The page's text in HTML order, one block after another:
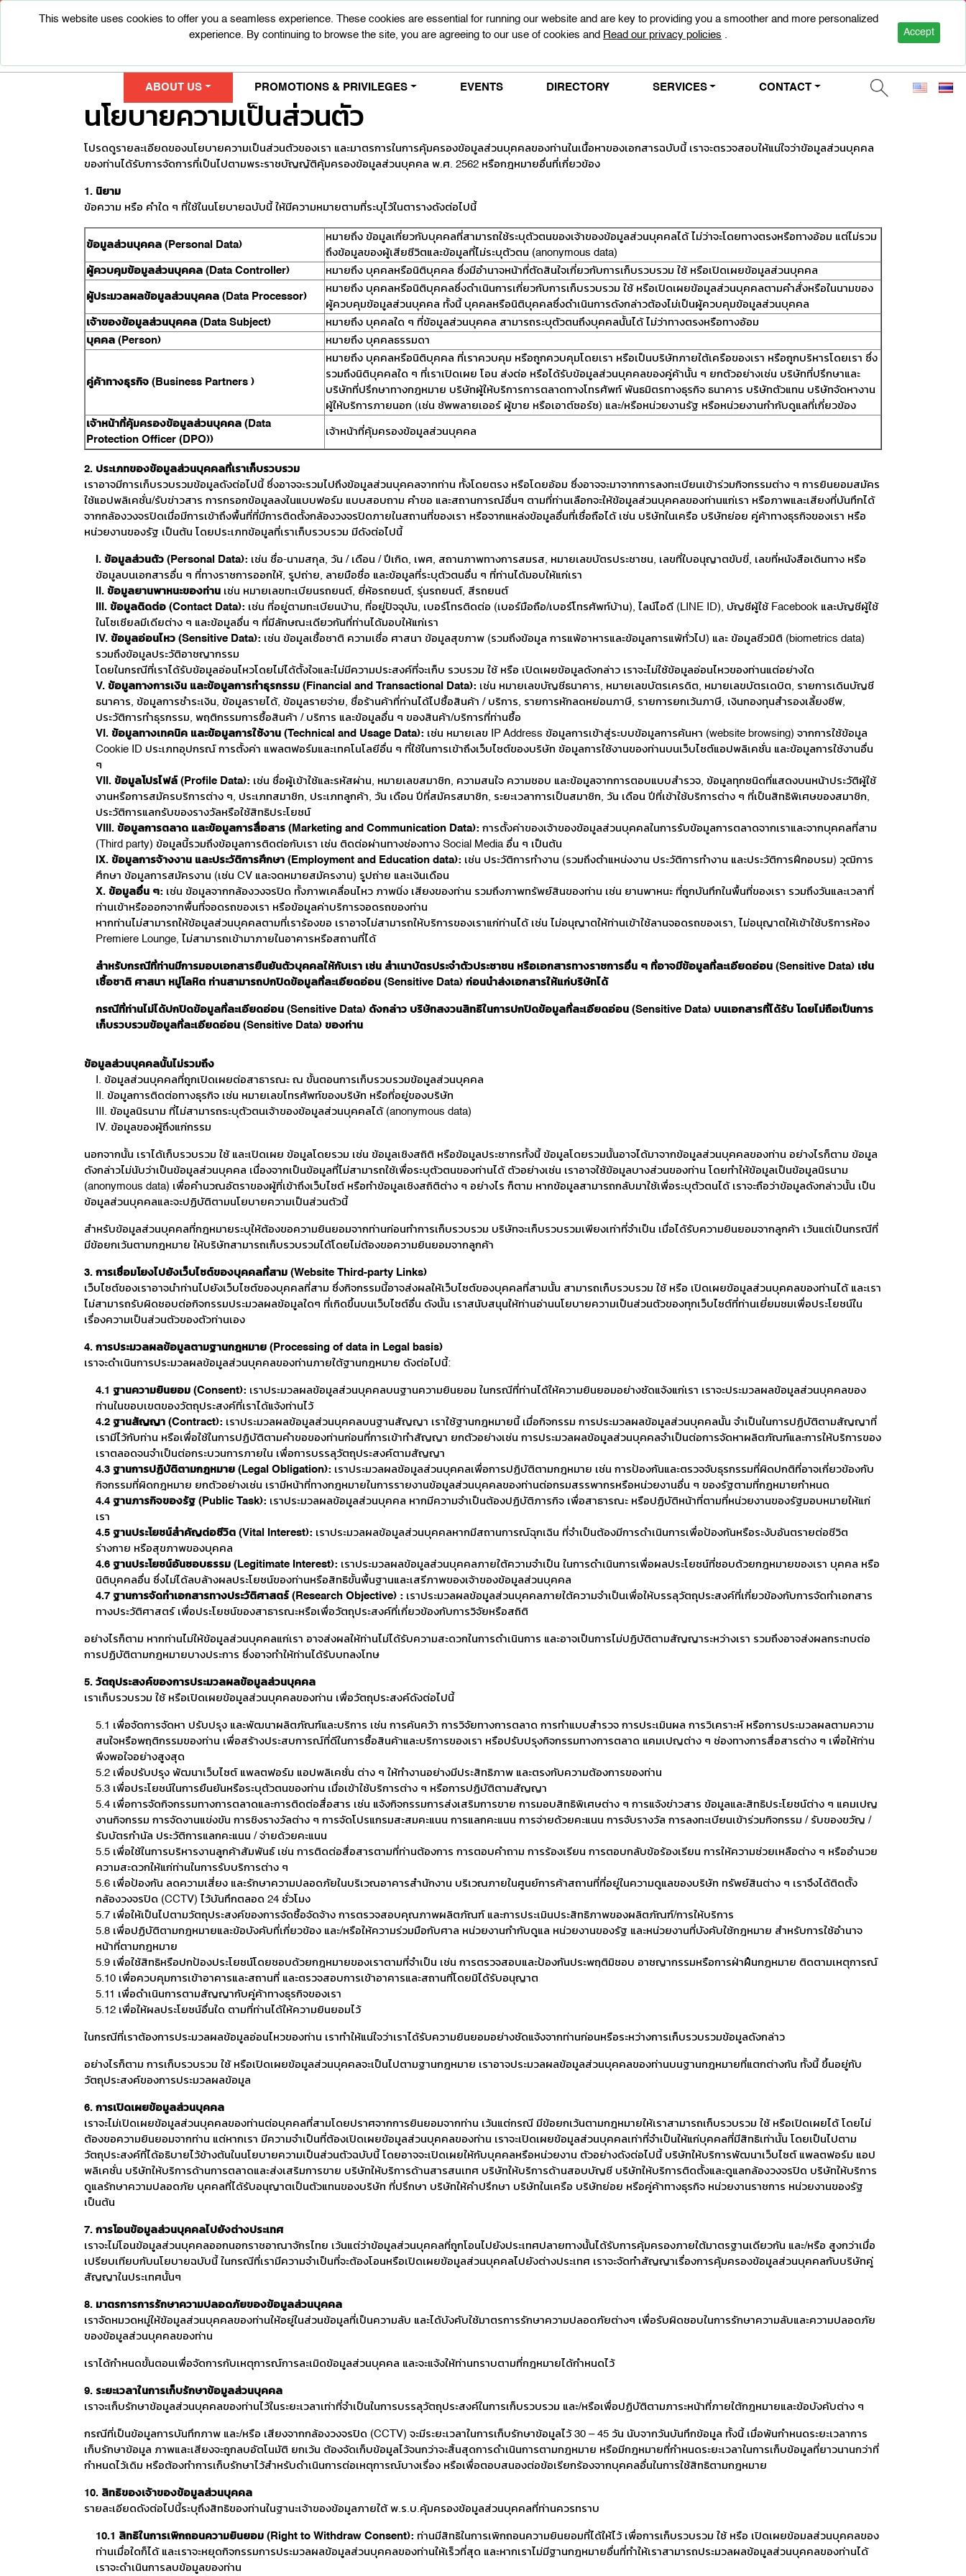
Accept
This website uses cookies to offer you a seamless experience. These cookies are essential for running our website and are key to providing you a smoother and more personalized
experience. By continuing to browse the site, you are agreeing to our use of cookies and Read our privacy policies . 0-2947-5000
ABOUT US PROMOTIONS & PRIVILEGES EVENTS DIRECTORY SERVICES CONTACT
นโยบายความเป็นส่วนตัว
โปรดดูรายละเอียดของนโยบายความเป็นส่วนตัวของเรา และมาตรการในการคุ้มครองข้อมูลส่วนบุคคลของท่านในเนื้อหาของเอกสารฉบับนี้ เราจะตรวจสอบให้แน่ใจว่าข้อมูลส่วนบุคคล
ของท่านได้รับการจัดการที่เป็นไปตามพระราชบัญญัติคุ้มครองข้อมูลส่วนบุคคล พ.ศ. 2562 หรือกฎหมายอื่นที่เกี่ยวข้อง
1. นิยาม
ข้อความ หรือ คําใด ๆ ที่ใช้ในนโยบายฉบับนี้ ให้มีความหมายตามที่ระบุไว้ในตารางดังต่อไปนี้
ข้อมูลส่วนบุคคล (Personal Data)
หมายถึง ข้อมูลเกี่ยวกับบุคคลที่สามารถใช้ระบุตัวตนของเจ้าของข้อมูลส่วนบุคคลได้ ไม่ว่าจะโดยทางตรงหรือทางอ้อม แต่ไม่รวม
ถึงข้อมูลของผู้เสียชีวิตและข้อมูลที่ไม่ระบุตัวตน (anonymous data)
ผู้ควบคุมข้อมูลส่วนบุคคล (Data Controller)
หมายถึง บุคคลหรือนิติบุคคล ซึ่งมีอำนาจหน้าที่ตัดสินใจเกี่ยวกับการเก็บรวบรวม ใช้ หรือเปิดเผยข้อมูลส่วนบุคคล
ผู้ประมวลผลข้อมูลส่วนบุคคล (Data Processor)
หมายถึง บุคคลหรือนิติบุคคลซึ่งดำเนินการเกี่ยวกับการเก็บรวบรวม ใช้ หรือเปิดเผยข้อมูลส่วนบุคคลตามคำสั่งหรือในนามของ
ผู้ควบคุมข้อมูลส่วนบุคคล ทั้งนี้ บุคคลหรือนิติบุคคลซึ่งดำเนินการดังกล่าวต้องไม่เป็นผู้ควบคุมข้อมูลส่วนบุคคล
เจ้าของข้อมูลส่วนบุคคล (Data Subject)
หมายถึง บุคคลใด ๆ ที่ข้อมูลส่วนบุคคล สามารถระบุตัวตนถึงบุคคลนั้นได้ ไม่ว่าทางตรงหรือทางอ้อม
บุคคล (Person)
หมายถึง บุคคลธรรมดา
คู่ค้าทางธุรกิจ (Business Partners )
หมายถึง บุคคลหรือนิติบุคคล ที่เราควบคุม หรือถูกควบคุมโดยเรา หรือเป็นบริษัทภายใต้เครือของเรา หรือถูกบริหารโดยเรา ซึ่ง
รวมถึงนิติบุคคลใด ๆ ที่เราเปิดเผย โอน ส่งต่อ หรือได้รับข้อมูลส่วนบุคคลของคู่ค้านั้น ๆ ยกตัวอย่างเช่น บริษัทที่ปรึกษาและ
บริษัทที่ปรึกษาทางกฎหมาย บริษัทผู้ให้บริการการตลาดทางโทรศัพท์ พันธมิตรทางธุรกิจ ธนาคาร บริษัทตัวแทน บริษัทจัดหางาน
ผู้ให้บริการภายนอก (เช่น ซัพพลายเออร์ ผู้ขาย หรือเอาต์ซอร์ซ) และ/หรือหน่วยงานรัฐ หรือหน่วยงานกำกับดูแลที่เกี่ยวข้อง
เจ้าหน้าที่คุ้มครองข้อมูลส่วนบุคคล (Data
Protection Officer (DPO))
เจ้าหน้าที่คุ้มครองข้อมูลส่วนบุคคล
2. ประเภทของข้อมูลส่วนบุคคลที่เราเก็บรวบรวม
เราอาจมีการเก็บรวบรวมข้อมูลดังต่อไปนี้ ซึ่งอาจจะรวมไปถึงข้อมูลส่วนบุคคลจากท่าน ทั้งโดยตรง หรือโดยอ้อม ซึ่งอาจจะมาจากการลงทะเบียนเข้าร่วมกิจกรรมต่าง ๆ การยินยอมสมัคร
ใช้แอปพลิเคชั่น/รับข่าวสาร การกรอกข้อมูลลงในแบบฟอร์ม แบบสอบถาม คำขอ และสถานการณ์อื่นๆ ตามที่ท่านเลือกจะให้ข้อมูลส่วนบุคคลของท่านแก่เรา หรือภาพและเสียงที่บันทึกได้
จากกล้องวงจรปิดเมื่อมีการเข้าถึงพื้นที่ที่มีการติดตั้งกล้องวงจรปิดภายในสถานที่ของเรา หรือจากแหล่งข้อมูลอื่นที่เชื่อถือได้ เช่น บริษัทในเครือ บริษัทย่อย คู่ค้าทางธุรกิจของเรา หรือ
หน่วยงานของรัฐ เป็นต้น โดยประเภทข้อมูลที่เราเก็บรวบรวม มีดังต่อไปนี้
I. ข้อมูลส่วนตัว (Personal Data): เช่น ชื่อ-นามสกุล, วัน / เดือน / ปีเกิด, เพศ, สถานภาพทางการสมรส, หมายเลขบัตรประชาชน, เลขที่ใบอนุญาตขับขี่, เลขที่หนังสือเดินทาง หรือ
ข้อมูลบนเอกสารอื่น ๆ ที่ทางราชการออกให้, รูปถ่าย, ลายมือชื่อ และข้อมูลที่ระบุตัวตนอื่น ๆ ที่ท่านได้มอบให้แก่เรา
II. ข้อมูลยานพาหนะของท่าน เช่น หมายเลขทะเบียนรถยนต์, ยี่ห้อรถยนต์, รุ่นรถยนต์, สีรถยนต์
III. ข้อมูลติดต่อ (Contact Data): เช่น ที่อยู่ตามทะเบียนบ้าน, ที่อยู่ปัจจุบัน, เบอร์โทรติดต่อ (เบอร์มือถือ/เบอร์โทรศัพท์บ้าน), ไลน์ไอดี (LINE ID), บัญชีผู้ใช้ Facebook และบัญชีผู้ใช้
ในโซเซียลมีเดียต่าง ๆ และข้อมูลอื่น ๆ ที่มีลักษณะเดียวกันที่ท่านได้มอบให้แก่เรา
IV. ข้อมูลอ่อนไหว (Sensitive Data): เช่น ข้อมูลเชื้อชาติ ความเชื่อ ศาสนา ข้อมูลสุขภาพ (รวมถึงข้อมูล การแพ้อาหารและข้อมูลการแพ้ทั่วไป) และ ข้อมูลชีวมิติ (biometrics data)
รวมถึงข้อมูลประวัติอาชญากรรม
โดยในกรณีที่เราได้รับข้อมูลอ่อนไหวโดยไม่ได้ตั้งใจและไม่มีความประสงค์ที่จะเก็บ รวบรวม ใช้ หรือ เปิดเผยข้อมูลดังกล่าว เราจะไม่ใช้ข้อมูลอ่อนไหวของท่านแต่อย่างใด
V. ข้อมูลทางการเงิน และข้อมูลการทำธุรกรรม (Financial and Transactional Data): เช่น หมายเลขบัญชีธนาคาร, หมายเลขบัตรเครดิต, หมายเลขบัตรเดบิต, รายการเดินบัญชี
ธนาคาร, ข้อมูลการชำระเงิน, ข้อมูลรายได้, ข้อมูลรายจ่าย, ชื่อร้านค้าที่ท่านได้ไปซื้อสินค้า / บริการ, รายการหักลดหย่อนภาษี, รายการยกเว้นภาษี, เงินกองทุนสำรองเลี้ยงชีพ,
ประวัติการทำธุรกรรม, พฤติกรรมการซื้อสินค้า / บริการ และข้อมูลอื่น ๆ ของสินค้า/บริการที่ท่านซื้อ
VI. ข้อมูลทางเทคนิค และข้อมูลการใช้งาน (Technical and Usage Data): เช่น หมายเลข IP Address ข้อมูลการเข้าสู่ระบบข้อมูลการค้นหา (website browsing) จากการใช้ข้อมูล
Cookie ID ประเภทอุปกรณ์ การตั้งค่า แพลตฟอร์มและเทคโนโลยีอื่น ๆ ที่ใช้ในการเข้าถึงเว็บไซต์ของบริษัท ข้อมูลการใช้งานของท่านบนเว็บไซต์แอปพลิเคชั่น และข้อมูลการใช้งานอื่น
ๆ
VII. ข้อมูลโปรไฟล์ (Profile Data): เช่น ชื่อผู้เข้าใช้และรหัสผ่าน, หมายเลขสมาชิก, ความสนใจ ความชอบ และข้อมูลจากการตอบแบบสำรวจ, ข้อมูลทุกชนิดที่แสดงบนหน้าประวัติผู้ใช้
งานหรือการสมัครบริการต่าง ๆ, ประเภทสมาชิก, ประเภทลูกค้า, วัน เดือน ปีที่สมัครสมาชิก, ระยะเวลาการเป็นสมาชิก, วัน เดือน ปีที่เข้าใช้บริการต่าง ๆ ที่เป็นสิทธิพิเศษของสมาชิก,
ประวัติการแลกรับของรางวัลหรือใช้สิทธิประโยชน์
VIII. ข้อมูลการตลาด และข้อมูลการสื่อสาร (Marketing and Communication Data): การตั้งค่าของเจ้าของข้อมูลส่วนบุคคลในการรับข้อมูลการตลาดจากเราและจากบุคคลที่สาม
(Third party) ข้อมูลนี้รวมถึงข้อมูลการติดต่อกับเรา เช่น ติดต่อผ่านทางช่องทาง Social Media อื่น ๆ เป็นต้น
IX. ข้อมูลการจ้างงาน และประวัติการศึกษา (Employment and Education data): เช่น ประวัติการทำงาน (รวมถึงตำแหน่งงาน ประวัติการทำงาน และประวัติการฝึกอบรม) วุฒิการ
ศึกษา ข้อมูลการสมัครงาน (เช่น CV และจดหมายสมัครงาน) รูปถ่าย และเงินเดือน
X. ข้อมูลอื่น ๆ: เช่น ข้อมูลจากกล้องวงจรปิด ทั้งภาพเคลื่อนไหว ภาพนิ่ง เสียงของท่าน รวมถึงภาพทรัพย์สินของท่าน เช่น ยานพาหนะ ที่ถูกบันทึกในพื้นที่ของเรา รวมถึงวันและเวลาที่
ท่านเข้าหรือออกจากพื้นที่จอดรถของเรา หรือข้อมูลค่าบริการจอดรถของท่าน
หากท่านไม่สามารถให้ข้อมูลส่วนบุคคลตามที่เราร้องขอ เราอาจไม่สามารถให้บริการของเราแก่ท่านได้ เช่น ไม่อนุญาตให้ท่านเข้าใช้ลานจอดรถของเรา, ไม่อนุญาตให้เข้าใช้บริการห้อง
Premiere Lounge, ไม่สามารถเข้ามาภายในอาคารหรือสถานที่ได้
สำหรับกรณีที่ท่านมีการมอบเอกสารยืนยันตัวบุคคลให้กับเรา เช่น สำเนาบัตรประจำตัวประชาชน หรือเอกสารทางราชการอื่น ๆ ที่อาจมีข้อมูลที่ละเอียดอ่อน (Sensitive Data) เช่น
เชื้อชาติ ศาสนา หมู่โลหิต ท่านสามารถปกปิดข้อมูลที่ละเอียดอ่อน (Sensitive Data) ก่อนนำส่งเอกสารให้แก่บริษัทได้
กรณีที่ท่านไม่ได้ปกปิดข้อมูลที่ละเอียดอ่อน (Sensitive Data) ดังกล่าว บริษัทสงวนสิทธิในการปกปิดข้อมูลที่ละเอียดอ่อน (Sensitive Data) บนเอกสารที่ได้รับ โดยไม่ถือเป็นการ
เก็บรวบรวมข้อมูลที่ละเอียดอ่อน (Sensitive Data) ของท่าน
ข้อมูลส่วนบุคคลนั้นไม่รวมถึง
I. ข้อมูลส่วนบุคคลที่ถูกเปิดเผยต่อสาธารณะ ณ ขั้นตอนการเก็บรวบรวมข้อมูลส่วนบุคคล
II. ข้อมูลการติดต่อทางธุรกิจ เช่น หมายเลขโทรศัพท์ของบริษัท หรือที่อยู่ของบริษัท
III. ข้อมูลนิรนาม ที่ไม่สามารถระบุตัวตนเจ้าของข้อมูลส่วนบุคคลได้ (anonymous data)
IV. ข้อมูลของผู้ถึงแก่กรรม
นอกจากนั้น เราได้เก็บรวบรวม ใช้ และเปิดเผย ข้อมูลโดยรวม เช่น ข้อมูลเชิงสถิติ หรือข้อมูลประชากรทั้งนี้ ข้อมูลโดยรวมนั้นอาจได้มาจากข้อมูลส่วนบุคคลของท่าน อย่างไรก็ตาม ข้อมูล
ดังกล่าวไม่นับว่าเป็นข้อมูลส่วนบุคคล เนื่องจากเป็นข้อมูลที่ไม่สามารถใช้เพื่อระบุตัวตนของท่านได้ ตัวอย่างเช่น เราอาจใช้ข้อมูลบางส่วนของท่าน โดยทำให้ข้อมูลเป็นข้อมูลนิรนาม
(anonymous data) เพื่อคำนวณอัตราของผู้ที่เข้าถึงเว็บไซต์ หรือทำข้อมูลเชิงสถิติต่าง ๆ อย่างไร ก็ตาม หากข้อมูลสามารถกลับมาใช้เพื่อระบุตัวตนได้ เราจะถือว่าข้อมูลดังกล่าวนั้น เป็น
ข้อมูลส่วนบุคคลและจะปฏิบัติตามนโยบายความเป็นส่วนตัวนี้
สำหรับข้อมูลส่วนบุคคลที่กฎหมายระบุให้ต้องขอความยินยอมจากท่านก่อนทำการเก็บรวบรวม บริษัทจะเก็บรวบรวมเพียงเท่าที่จำเป็น เมื่อได้รับความยินยอมจากลูกค้า เว้นแต่เป็นกรณีที่
มีข้อยกเว้นตามกฎหมาย ให้บริษัทสามารถเก็บรวบรวมได้โดยไม่ต้องขอความยินยอมจากลูกค้า
3. การเชื่อมโยงไปยังเว็บไซต์ของบุคคลที่สาม (Website Third-party Links)
เว็บไซต์ของเราอาจนำท่านไปยังเว็บไซต์ของบุคคลที่สาม ซึ่งกิจกรรมนี้อาจส่งผลให้เว็บไซต์ของบุคคลที่สามนั้น สามารถเก็บรวบรวม ใช้ หรือ เปิดเผยข้อมูลส่วนบุคคลของท่านได้ และเรา
ไม่สามารถรับผิดชอบต่อกิจกรรมประมวลผลข้อมูลใดๆ ที่เกิดขึ้นบนเว็บไซต์อื่น ดังนั้น เราสนับสนุนให้ท่านอ่านนโยบายความเป็นส่วนตัวของทุกเว็บไซต์ที่ท่านเยี่ยมชมเพื่อประโยชน์ใน
เรื่องความเป็นส่วนตัวของตัวท่านเอง
4. การประมวลผลข้อมูลตามฐานกฎหมาย (Processing of data in Legal basis)
เราจะดำเนินการประมวลผลข้อมูลส่วนบุคคลของท่านภายใต้ฐานกฎหมาย ดังต่อไปนี้:
4.1 ฐานความยินยอม (Consent): เราประมวลผลข้อมูลส่วนบุคคลบนฐานความยินยอม ในกรณีที่ท่านได้ให้ความยินยอมอย่างชัดแจ้งแก่เรา เราจะประมวลผลข้อมูลส่วนบุคคลของ
ท่านในขอบเขตของวัตถุประสงค์ที่เราได้แจ้งท่านไว้
4.2 ฐานสัญญา (Contract): เราประมวลผลข้อมูลส่วนบุคคลบนฐานสัญญา เราใช้ฐานกฎหมายนี้ เมื่อกิจกรรม การประมวลผลข้อมูลส่วนบุคคลนั้น จำเป็นในการปฏิบัติตามสัญญาที่
เรามีไว้กับท่าน หรือเพื่อใช้ในการปฏิบัติตามคำขอของท่านก่อนที่การเข้าทำสัญญา ยกตัวอย่างเช่น การประมวลผลข้อมูลส่วนบุคคลจำเป็นต่อการจัดหาผลิตภัณฑ์และการให้บริการของ
เราตลอดจนจำเป็นต่อกระบวนการภายใน เพื่อการบรรลุวัตถุประสงค์ตามสัญญา
4.3 ฐานการปฏิบัติตามกฎหมาย (Legal Obligation): เราประมวลผลข้อมูลส่วนบุคคลเพื่อการปฏิบัติตามกฎหมาย เช่น การป้องกันและตรวจจับธุรกรรมที่ผิดปกติที่อาจเกี่ยวข้องกับ
กิจกรรมที่ผิดกฎหมาย ยกตัวอย่างเช่น เรามีหน้าที่ทางกฎหมายในการรายงานข้อมูลส่วนบุคคลของท่านต่อกรมสรรพากรหรือหน่วยงานอื่น ๆ ของรัฐตามที่กฎหมายกำหนด
4.4 ฐานภารกิจของรัฐ (Public Task): เราประมวลผลข้อมูลส่วนบุคคล หากมีความจำเป็นต้องปฏิบัติภารกิจ เพื่อสาธารณะ หรือปฏิบัติหน้าที่ตามที่หน่วยงานของรัฐมอบหมายให้แก่
เรา
4.5 ฐานประโยชน์สำคัญต่อชีวิต (Vital Interest): เราประมวลผลข้อมูลส่วนบุคคลหากมีสถานการณ์ฉุกเฉิน ที่จำเป็นต้องมีการดำเนินการเพื่อป้องกันหรือระงับอันตรายต่อชีวิต
ร่างกาย หรือสุขภาพของบุคคล
4.6 ฐานประโยชน์อันชอบธรรม (Legitimate Interest): เราประมวลผลข้อมูลส่วนบุคคลภายใต้ความจำเป็น ในการดำเนินการเพื่อผลประโยชน์ที่ชอบด้วยกฎหมายของเรา บุคคล หรือ
นิติบุคคลอื่น ซึ่งไม่ได้ลบล้างผลประโยชน์ของท่านหรือสิทธิขั้นพื้นฐานและเสรีภาพของเจ้าของข้อมูลส่วนบุคคล
4.7 ฐานการจัดทำเอกสารทางประวัติศาสตร์ (Research Objective) : เราประมวลผลข้อมูลส่วนบุคคลภายใต้ความจำเป็นเพื่อให้บรรลุวัตถุประสงค์ที่เกี่ยวข้องกับการจัดทำเอกสาร
ทางประวัติศาสตร์ เพื่อประโยชน์ของสาธารณะหรือเพื่อวัตถุประสงค์ที่เกี่ยวข้องกับการวิจัยหรือสถิติ
อย่างไรก็ตาม หากท่านไม่ให้ข้อมูลส่วนบุคคลแก่เรา อาจส่งผลให้ท่านไม่ได้รับความสะดวกในการดำเนินการ และอาจเป็นการไม่ปฏิบัติตามสัญญาระหว่างเรา รวมถึงอาจส่งผลกระทบต่อ
การปฏิบัติตามกฎหมายบางประการ ซึ่งอาจทำให้ท่านได้รับบทลงโทษ
5. วัตถุประสงค์ของการประมวลผลข้อมูลส่วนบุคคล
เราเก็บรวบรวม ใช้ หรือเปิดเผยข้อมูลส่วนบุคคลของท่าน เพื่อวัตถุประสงค์ดังต่อไปนี้
5.1 เพื่อจัดการจัดหา ปรับปรุง และพัฒนาผลิตภัณฑ์และบริการ เช่น การค้นคว้า การวิจัยทางการตลาด การทำแบบสำรวจ การประเมินผล การวิเคราะห์ หรือการประมวลผลตามความ
สนใจหรือพฤติกรรมของท่าน เพื่อสร้างประสบการณ์ที่ดีในการซื้อสินค้าและบริการของเรา หรือปรับปรุงกิจกรรมทางการตลาด แคมเปญต่าง ๆ ช่องทางการสื่อสารต่าง ๆ เพื่อให้ท่าน
พึงพอใจอย่างสูงสุด
5.2 เพื่อปรับปรุง พัฒนาเว็บไซต์ แพลตฟอร์ม แอปพลิเคชั่น ต่าง ๆ ให้ทำงานอย่างมีประสิทธิภาพ และตรงกับความต้องการของท่าน
5.3 เพื่อประโยชน์ในการยืนยันหรือระบุตัวตนของท่าน เมื่อเข้าใช้บริการต่าง ๆ หรือการปฏิบัติตามสัญญา
5.4 เพื่อการจัดกิจกรรมทางการตลาดและการติดต่อสื่อสาร เช่น แจ้งกิจกรรมการส่งเสริมการขาย การมอบสิทธิพิเศษต่าง ๆ การแจ้งข่าวสาร ข้อมูลและสิทธิประโยชน์ต่าง ๆ แคมเปญ
งานกิจกรรม การจัดงานแข่งขัน การชิงรางวัลต่าง ๆ การจัดโปรแกรมสะสมคะแนน การแลกคะแนน การจ่ายด้วยคะแนน การจับรางวัล การลงทะเบียนเข้าร่วมกิจกรรม / รับของขวัญ /
รับบัตรกำนัล ประวัติการแลกคะแนน / จ่ายด้วยคะแนน
5.5 เพื่อใช้ในการบริหารงานลูกค้าสัมพันธ์ เช่น การติดต่อสื่อสารตามที่ท่านต้องการ การตอบคำถาม การร้องเรียน การตอบกลับข้อร้องเรียน การให้ความช่วยเหลือต่าง ๆ หรืออำนวย
ความสะดวกให้แก่ท่านในการรับบริการต่าง ๆ
5.6 เพื่อป้องกัน ลดความเสี่ยง และรักษาความปลอดภัยในบริเวณอาคารสำนักงาน บริเวณภายในศูนย์การค้าสถานที่ที่อยู่ในความดูแลของบริษัท ทรัพย์สินต่าง ๆ เราจึงได้ติดตั้ง
กล้องวงจรปิด (CCTV) ไว้บันทึกตลอด 24 ชั่วโมง
5.7 เพื่อให้เป็นไปตามวัตถุประสงค์ของการจัดซื้อจัดจ้าง การตรวจสอบคุณภาพผลิตภัณฑ์ และการประเมินประสิทธิภาพของผลิตภัณฑ์/การให้บริการ
5.8 เพื่อปฏิบัติตามกฎหมายและข้อบังคับที่เกี่ยวข้อง และ/หรือให้ความร่วมมือกับศาล หน่วยงานกำกับดูแล หน่วยงานของรัฐ และหน่วยงานที่บังคับใช้กฎหมาย สำหรับการใช้อำนาจ
หน้าที่ตามกฎหมาย
5.9 เพื่อใช้สิทธิหรือปกป้องประโยชน์โดยชอบด้วยกฎหมายของเราตามที่จำเป็น เช่น การตรวจสอบและป้องกันประพฤติมิชอบ อาชญากรรมหรือการฝ่าฝืนกฎหมาย ติดตามเหตุการณ์
5.10 เพื่อควบคุมการเข้าอาคารและสถานที่ และตรวจสอบการเข้าอาคารและสถานที่โดยมิได้รับอนุญาต
5.11 เพื่อดำเนินการตามสัญญากับคู่ค้าทางธุรกิจของเรา
5.12 เพื่อให้ผลประโยชน์อื่นใด ตามที่ท่านได้ให้ความยินยอมไว้
ในกรณีที่เราต้องการประมวลผลข้อมูลอ่อนไหวของท่าน เราทำให้แน่ใจว่าเราได้รับความยินยอมอย่างชัดแจ้งจากท่านก่อนหรือระหว่างการเก็บรวบรวมข้อมูลดังกล่าว
อย่างไรก็ตาม การเก็บรวบรวม ใช้ หรือเปิดเผยข้อมูลส่วนบุคคลจะเป็นไปตามฐานกฎหมาย เราอาจประมวลผลข้อมูลส่วนบุคคลของท่านบนฐานกฎหมายที่แตกต่างกัน ทั้งนี้ ขึ้นอยู่กับ
วัตถุประสงค์ของการประมวลผลข้อมูล
6. การเปิดเผยข้อมูลส่วนบุคคล
เราจะไม่เปิดเผยข้อมูลส่วนบุคคลของท่านต่อบุคคลที่สามโดยปราศจากการยินยอมจากท่าน เว้นแต่กรณี มีข้อยกเว้นตามกฎหมายให้เราสามารถเก็บรวบรวม ใช้ หรือเปิดเผยได้ โดยไม่
ต้องขอความยินยอมจากท่าน แต่หากเรา มีความจำเป็นที่ต้องเปิดเผยข้อมูลส่วนบุคคลของท่าน เราจะเปิดเผยข้อมูลส่วนบุคคลเท่าที่จำเป็นให้แก่บุคคลที่มีสิทธิเท่านั้น โดยเป็นไปตาม
วัตถุประสงค์ที่ได้อธิบายไว้ข้างต้นในนโยบายความเป็นส่วนตัวฉบับนี้ โดยอาจจะเปิดเผยให้กับบุคคลหรือหน่วยงาน ตัวอย่างดังต่อไปนี้ บริษัทให้บริการพัฒนาเว็บไซต์ แพลตฟอร์ม แอป
พลิเคชั่น บริษัทให้บริการด้านการตลาดและส่งเสริมการขาย บริษัทให้บริการด้านสารสนเทศ บริษัทให้บริการด้านสอบบัญชี บริษัทให้บริการติดตั้งและดูแลกล้องวงจรปิด บริษัทให้บริการ
ดูแลรักษาความปลอดภัย บุคคลที่ได้รับอนุญาตเป็นตัวแทนของบริษัท ที่ปรึกษา บริษัทให้คำปรึกษา บริษัทในเครือ บริษัทย่อย หรือคู่ค้าทางธุรกิจ หน่วยงานราชการ หน่วยงานของรัฐ
เป็นต้น
7. การโอนข้อมูลส่วนบุคคลไปยังต่างประเทศ
เราจะไม่โอนข้อมูลส่วนบุคคลออกนอกราชอาณาจักรไทย เว้นแต่ว่าข้อมูลส่วนบุคคลที่ถูกโอนไปยังประเทศปลายทางนั้นได้รับการคุ้มครองภายใต้มาตรฐานเดียวกัน และ/หรือ สูงกว่าเมื่อ
เปรียบเทียบกับนโยบายฉบับนี้ ในกรณีที่เรามีความจำเป็นที่จะต้องโอนหรือเปิดเผยข้อมูลส่วนบุคคลไปยังต่างประเทศ เราจะจัดทำสัญญาเรื่องการคุ้มครองข้อมูลส่วนบุคคลกับบริษัทคู่
สัญญาในประเทศนั้นๆ
8. มาตรการการรักษาความปลอดภัยของข้อมูลส่วนบุคคล
เราจัดหมวดหมู่ให้ข้อมูลส่วนบุคคลของท่านให้อยู่ในส่วนข้อมูลที่เป็นความลับ และได้บังคับใช้มาตรการรักษาความปลอดภัยต่างๆ เพื่อรับผิดชอบในการรักษาความลับและความปลอดภัย
ของข้อมูลส่วนบุคคลของท่าน
เราได้กำหนดขั้นตอนเพื่อจัดการกับเหตุการณ์การละเมิดข้อมูลส่วนบุคคล และจะแจ้งให้ท่านทราบตามที่กฎหมายได้กำหนดไว้
9. ระยะเวลาในการเก็บรักษาข้อมูลส่วนบุคคล
เราจะเก็บรักษาข้อมูลส่วนบุคคลของท่านไว้ในระยะเวลาเท่าที่จำเป็นในการบรรลุวัตถุประสงค์ในการเก็บรวบรวม และ/หรือเพื่อปฏิบัติตามภาระหน้าที่ภายใต้กฎหมายและข้อบังคับต่าง ๆ
กรณีที่เป็นข้อมูลการบันทึกภาพ และ/หรือ เสียงจากกล้องวงจรปิด (CCTV) จะมีระยะเวลาในการเก็บรักษาข้อมูลไว้ 30 – 45 วัน นับจากวันบันทึกข้อมูล ทั้งนี้ เมื่อพ้นกำหนดระยะเวลาการ
เก็บรักษาข้อมูล ภาพและเสียงจะถูกลบอัตโนมัติ ยกเว้น ต้องจัดเก็บข้อมูลไว้จนกว่าจะสิ้นสุดการดำเนินการตามกฎหมาย หรือมีกฎหมายที่กำหนดระยะเวลาในการเก็บข้อมูลที่ยาวนานกว่าที่
กำหนดไว้เดิม หรือต้องทำการเก็บรักษาไว้สำหรับดำเนินการต่อเหตุการณ์บางเรื่อง หรือเพื่อตอบสนองต่อข้อเรียกร้องจากบุคคลอื่นในการใช้สิทธิตามกฎหมาย
10. สิทธิของเจ้าของข้อมูลส่วนบุคคล
รายละเอียดดังต่อไปนี้ระบุถึงสิทธิของท่านในฐานะเจ้าของข้อมูลภายใต้ พ.ร.บ.คุ้มครองข้อมูลส่วนบุคคลที่ท่านควรทราบ
10.1 สิทธิในการเพิกถอนความยินยอม (Right to Withdraw Consent): ท่านมีสิทธิในการเพิกถอนความยินยอมที่ได้ให้ไว้ เพื่อการเก็บรวบรวม ใช้ หรือ เปิดเผยข้อมลส่วนบุคคลของ
ท่านเมื่อใดก็ได้ และเราจะหยุดกิจกรรมการประมวลผลข้อมูลส่วนบุคคลของท่านให้เร็วที่สุด และหากเราไม่มีฐานกฎหมายอื่นที่ทำให้เราสามารถประมวลผลข้อมูลส่วนบุคคลของท่านได้
เราจะดำเนินการลบข้อมูลของท่าน